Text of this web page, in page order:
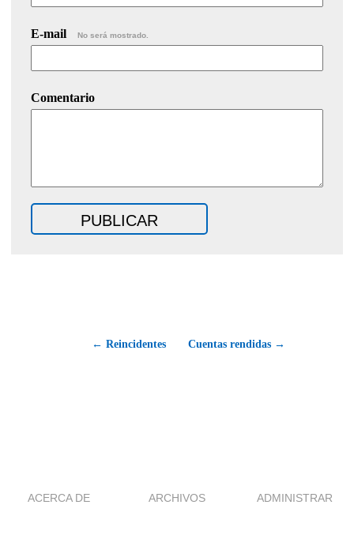
E-mail No será mostrado.
Comentario
← Reincidentes Cuentas rendidas →
ACERCA DE ARCHIVOS ADMINISTRAR